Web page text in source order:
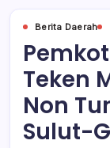
Berita Daerah
Teken
Non
Sulut-